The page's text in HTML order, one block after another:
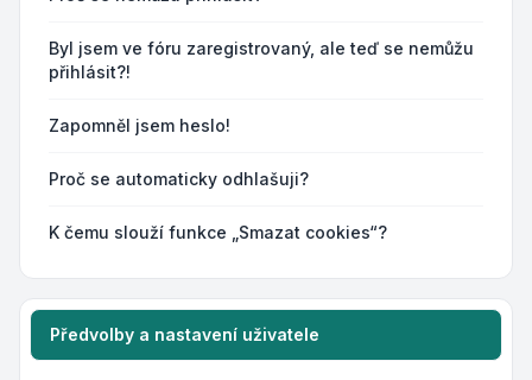
Byl jsem ve fóru zaregistrovaný, ale teď se nemůžu
přihlásit?!
Zapomněl jsem heslo!
Proč se automaticky odhlašuji?
K čemu slouží funkce „Smazat cookies“?
Předvolby a nastavení uživatele